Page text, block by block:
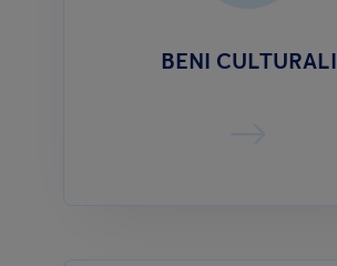
BENI CULTURALI